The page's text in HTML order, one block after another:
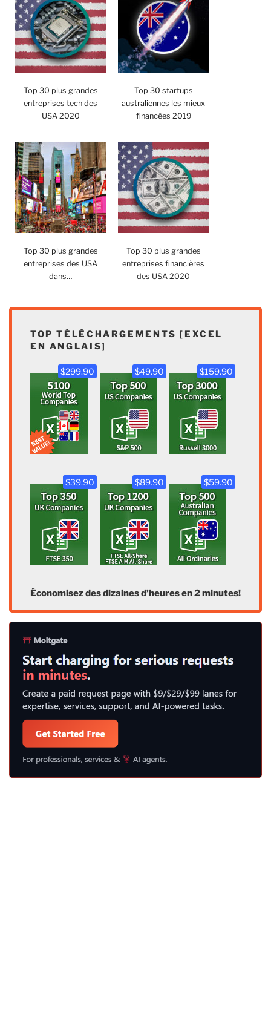
Top 30 plus grandes
entreprises tech des
USA 2020
Top 30 startups
australiennes les mieux
financées 2019
Top 30 plus grandes
entreprises des USA
dans…
Top 30 plus grandes
entreprises financières
des USA 2020
TOP TÉLÉCHARGEMENTS [EXCEL
EN ANGLAIS]
$299.90 $49.90 $159.90
$39.90 $89.90 $59.90
Économisez des dizaines d’heures en 2 minutes!